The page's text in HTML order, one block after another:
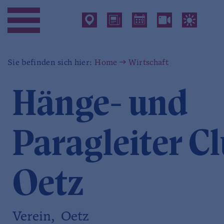
Sie befinden sich hier: Home Wirtschaft
Hänge- und
Paragleiter
Oetz
Verein, Oetz